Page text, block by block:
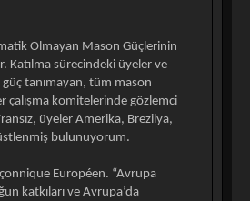
Olmayan Mason Güçlerinin
Katılma sürecindeki üyeler ve
tanımayan, tüm mason
çalışma komitelerinde gözlemci
üyeler Amerika, Brezilya,
üstlenmiş bulunuyorum.
Européen. “Avrupa
katkıları ve Avrupa’da